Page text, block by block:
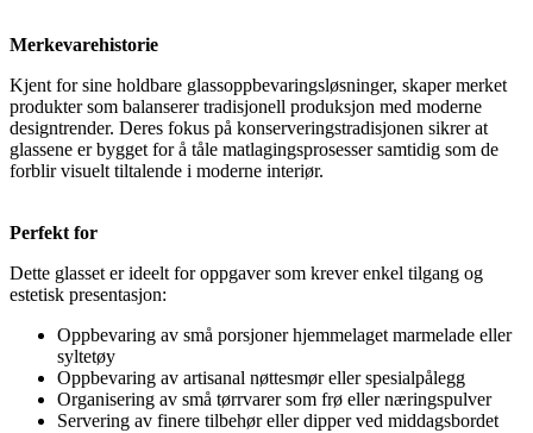
Merkevarehistorie
Kjent for sine holdbare glassoppbevaringsløsninger, skaper merket
produkter som balanserer tradisjonell produksjon med moderne
designtrender. Deres fokus på konserveringstradisjonen sikrer at
glassene er bygget for å tåle matlagingsprosesser samtidig som de
forblir visuelt tiltalende i moderne interiør.
Perfekt for
Dette glasset er ideelt for oppgaver som krever enkel tilgang og
estetisk presentasjon:
Oppbevaring av små porsjoner hjemmelaget marmelade eller
syltetøy
Oppbevaring av artisanal nøttesmør eller spesialpålegg
Organisering av små tørrvarer som frø eller næringspulver
Servering av finere tilbehør eller dipper ved middagsbordet